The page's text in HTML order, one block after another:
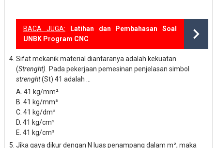
BACA JUGA:
Latihan dan Pembahasan Soal
UNBK Program CNC
Sifat mekanik material diantaranya adalah kekuatan
(Strenght).
Pada pekerjaan pemesinan penjelasan simbol
strenght(St) 41 adalah ...
A. 41 kg/mm²
B. 41 kg/mm³
C. 41 kg/dm³
D. 41 kg/cm²
E. 41 kg/cm³
Jika gaya dikur dengan N luas penampang dalam m², maka